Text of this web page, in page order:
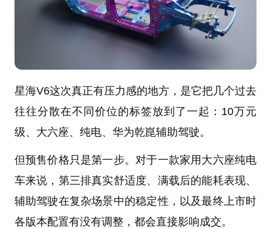
星海V6这次真正有压力感的地方，是它把几个过去
往往分散在不同价位的标签放到了一起：10万元
级、大六座、纯电、华为乾崑辅助驾驶。
但预售价格只是第一步。对于一款家用大六座纯电
车来说，第三排真实舒适度、满载后的能耗表现、
辅助驾驶在复杂场景中的稳定性，以及最终上市时
各版本配置有没有调整，都会直接影响成交。